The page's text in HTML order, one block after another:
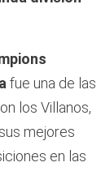
fue una de las
los Villanos,
mejores
en las